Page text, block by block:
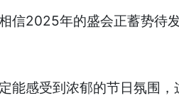
信2025年的盛会正蓄势待
能感受到浓郁的节日氛围